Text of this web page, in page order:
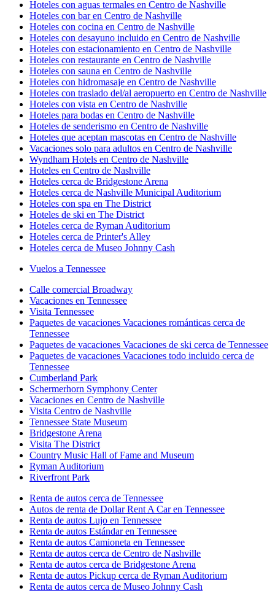
Hoteles con aguas termales en Centro de Nashville
Hoteles con bar en Centro de Nashville
Hoteles con cocina en Centro de Nashville
Hoteles con desayuno incluido en Centro de Nashville
Hoteles con estacionamiento en Centro de Nashville
Hoteles con restaurante en Centro de Nashville
Hoteles con sauna en Centro de Nashville
Hoteles con hidromasaje en Centro de Nashville
Hoteles con traslado del/al aeropuerto en Centro de Nashville
Hoteles con vista en Centro de Nashville
Hoteles para bodas en Centro de Nashville
Hoteles de senderismo en Centro de Nashville
Hoteles que aceptan mascotas en Centro de Nashville
Vacaciones solo para adultos en Centro de Nashville
Wyndham Hotels en Centro de Nashville
Hoteles en Centro de Nashville
Hoteles cerca de Bridgestone Arena
Hoteles cerca de Nashville Municipal Auditorium
Hoteles con spa en The District
Hoteles de ski en The District
Hoteles cerca de Ryman Auditorium
Hoteles cerca de Printer's Alley
Hoteles cerca de Museo Johnny Cash
Vuelos a Tennessee
Calle comercial Broadway
Vacaciones en Tennessee
Visita Tennessee
Paquetes de vacaciones Vacaciones románticas cerca de
Tennessee
Paquetes de vacaciones Vacaciones de ski cerca de Tennessee
Paquetes de vacaciones Vacaciones todo incluido cerca de
Tennessee
Cumberland Park
Schermerhorn Symphony Center
Vacaciones en Centro de Nashville
Visita Centro de Nashville
Tennessee State Museum
Bridgestone Arena
Visita The District
Country Music Hall of Fame and Museum
Ryman Auditorium
Riverfront Park
Renta de autos cerca de Tennessee
Autos de renta de Dollar Rent A Car en Tennessee
Renta de autos Lujo en Tennessee
Renta de autos Estándar en Tennessee
Renta de autos Camioneta en Tennessee
Renta de autos cerca de Centro de Nashville
Renta de autos cerca de Bridgestone Arena
Renta de autos Pickup cerca de Ryman Auditorium
Renta de autos cerca de Museo Johnny Cash